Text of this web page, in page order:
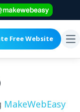
Free Website
MakeWebEasy